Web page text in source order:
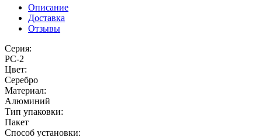
Описание
Доставка
Отзывы
Серия:
РС-2
Цвет:
Серебро
Материал:
Алюминий
Тип упаковки:
Пакет
Способ установки: